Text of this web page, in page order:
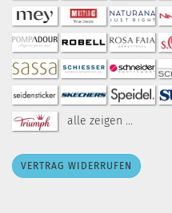
alle zeigen ...
VERTRAG WIDERRUFEN